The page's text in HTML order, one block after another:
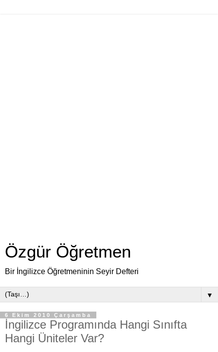
Özgür Öğretmen
Bir İngilizce Öğretmeninin Seyir Defteri
▼
6 Ekim 2010 Çarşamba
İngilizce Programında Hangi Sınıfta
Hangi Üniteler Var?